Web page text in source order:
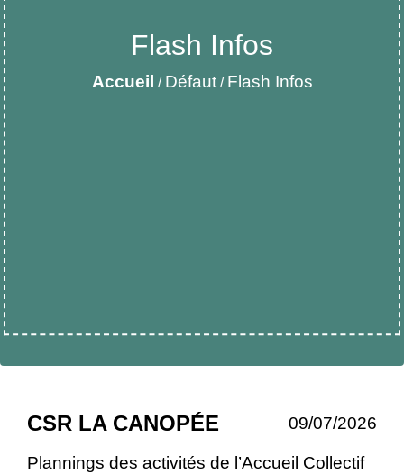
Flash Infos
Accueil / Défaut/ Flash Infos
CSR LA CANOPÉE 09/07/2026
Plannings des activités de l’Accueil Collectif